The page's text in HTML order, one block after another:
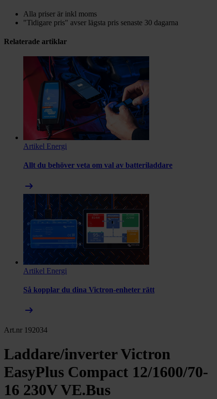
Alla priser är inkl moms
"Tidigare pris" avser lägsta pris senaste 30 dagarna
Relaterade artiklar
Artikel Energi
Allt du behöver veta om val av batteriladdare
arrow_right_alt
Artikel Energi
Så kopplar du dina Victron-enheter rätt
arrow_right_alt
Art.nr 192034
Laddare/inverter Victron
EasyPlus Compact 12/1600/70-
16 230V VE.Bus